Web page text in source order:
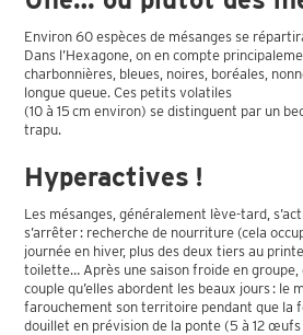
Environ 60 espèces de mésanges se
Dans l’Hexagone, on en compte
charbonnières, bleues, noires, boréales,
longue queue. Ces petits volatiles
(10 à 15 cm environ) se distinguent par un
trapu.
Hyperactives !
Les mésanges, généralement lève-tard,
s’arrêter : recherche de nourriture (cela
journée en hiver, plus des deux tiers au
toilette… Après une saison froide en groupe,
couple qu’elles abordent les beaux jours : le
farouchement son territoire pendant que la
douillet en prévision de la ponte (5 à 12